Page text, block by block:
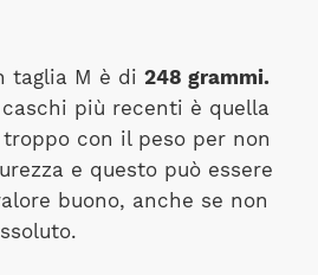
taglia M è di 248 grammi.
più recenti è quella
con il peso per non
e questo può essere
buono, anche se non